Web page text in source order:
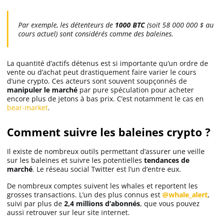
Par exemple, les détenteurs de 1000 BTC (soit 58 000 000 $ au
cours actuel) sont considérés comme des baleines.
La quantité d’actifs détenus est si importante qu’un ordre de
vente ou d’achat peut drastiquement faire varier le cours
d’une crypto. Ces acteurs sont souvent soupçonnés de
manipuler le marché par pure spéculation pour acheter
encore plus de jetons à bas prix. C’est notamment le cas en
bear-market.
Comment suivre les baleines crypto ?
Il existe de nombreux outils permettant d’assurer une veille
sur les baleines et suivre les potentielles tendances de
marché. Le réseau social Twitter est l’un d’entre eux.
De nombreux comptes suivent les whales et reportent les
grosses transactions. L’un des plus connus est @whale_alert,
suivi par plus de 2,4 millions d’abonnés, que vous pouvez
aussi retrouver sur leur site internet.